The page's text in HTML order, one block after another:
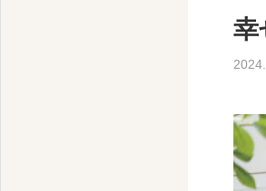
幸